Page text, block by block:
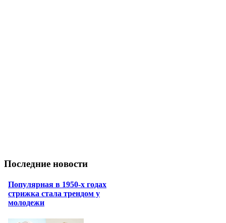
Последние новости
Популярная в 1950-х годах
стрижка стала трендом у
молодежи